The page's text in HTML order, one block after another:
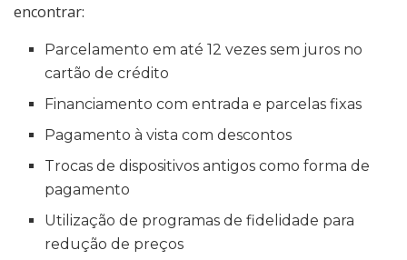
encontrar:
Parcelamento em até 12 vezes sem juros no
cartão de crédito
Financiamento com entrada e parcelas fixas
Pagamento à vista com descontos
Trocas de dispositivos antigos como forma de
pagamento
Utilização de programas de fidelidade para
redução de preços